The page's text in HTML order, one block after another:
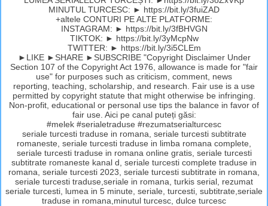
MINUTUL TURCESC: ► https://bit.ly/3fuiZAD
+altele CONTURI PE ALTE PLATFORME:
INSTAGRAM: ► https://bit.ly/3fBHVGN
TIKTOK: ► https://bit.ly/3yMcpNw
TWITTER: ► https://bit.ly/3i5CLEm
►LIKE ►SHARE ►SUBSCRIBE "Copyright Disclaimer Under
Section 107 of the Copyright Act 1976, allowance is made for "fair
use" for purposes such as criticism, comment, news
reporting, teaching, scholarship, and research. Fair use is a use
permitted by copyright statute that might otherwise be infringing.
Non-profit, educational or personal use tips the balance in favor of
fair use. Aici pe canal puteți găsi:
#melek #serialetraduse #rezumatserialturcesc
seriale turcesti traduse in romana, seriale turcesti subtitrate
romaneste, seriale turcesti traduse in limba romana complete,
seriale turcesti traduse in romana online gratis, seriale turcesti
subtitrate romaneste kanal d, seriale turcesti complete traduse in
romana, seriale turcesti 2023, seriale turcesti subtitrate in romana,
seriale turcesti traduse,seriale in romana, turkis serial, rezumat
seriale turcesti, lumea in 5 minute, seriale, turcesti, subtitrate,seriale
traduse in romana,minutul turcesc, dulce turcesc